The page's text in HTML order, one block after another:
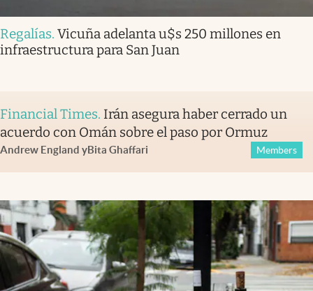
Regalías. Vicuña adelanta u$s 250 millones en
infraestructura para San Juan
Financial Times. Irán asegura haber cerrado un
acuerdo con Omán sobre el paso por Ormuz
Andrew England yBita Ghaffari Members